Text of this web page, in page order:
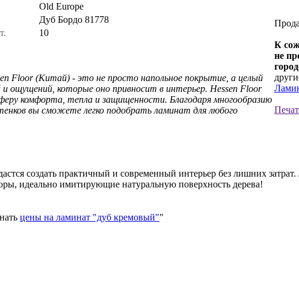
Old Europe
Дуб Бордо 81778
10
Floor (Китай) - это не просто напольное покрытие, а целый
и ощущений, которые оно привносит в интерьер. Hessen Floor
комфорта, тепла и защищенности. Благодаря многообразию
вы сможете легко подобрать ламинат для любого
К
не
создать практичный и современный интерьер без лишних
идеально имитирующие натуральную поверхность дерева!
цены на ламинат "дуб кремовый""